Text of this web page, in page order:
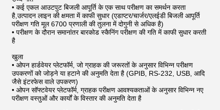
• कई एकल आउटपुट बिजली आपूर्ति के एक साथ परीक्षण का समर्थन करता
है,उत्पादन लाइन की क्षमता में काफी सुधार (एडाप्टर/चार्जर/एलईडी बिजली आपूर्ति
परीक्षण गति मूल 6700 प्रणाली की तुलना में दोगुनी से अधिक है)
• परीक्षण के दौरान समानांतर बारकोड स्कैनिंग परीक्षण की गति में काफी सुधार करती
है
खुला
• ओपन हार्डवेयर प्लेटफॉर्म, जो ग्राहक की जरूरतों के अनुसार विभिन्न परीक्षण
उपकरणों को जोड़ने या हटाने की अनुमति देता है (GPIB, RS-232, USB, आदि
जैसे इंटरफेस वाले उपकरण)
• ओपन सॉफ्टवेयर प्लेटफॉर्म, ग्राहक परीक्षण आवश्यकताओं के अनुसार विभिन्न नए
परीक्षण वस्तुओं और कार्यों के विस्तार की अनुमति देता है